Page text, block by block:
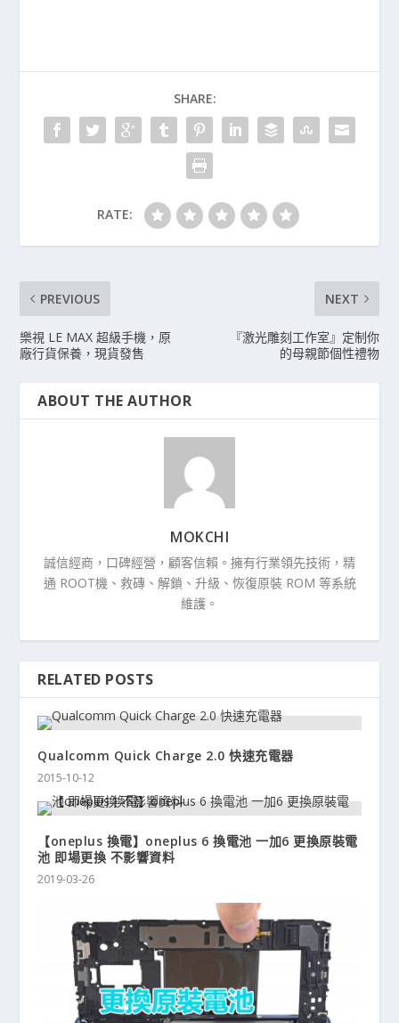
SHARE:
RATE:
PREVIOUS
樂視 LE MAX 超級手機，原
廠行貨保養，現貨發售
NEXT
『激光雕刻工作室』定制你
的母親節個性禮物
ABOUT THE AUTHOR
MOKCHI
誠信經商，口碑經營，顧客信賴。擁有行業領先技術，精
通 ROOT機、救磚、解鎖、升級、恢復原裝 ROM 等系統
維護。
RELATED POSTS
Qualcomm Quick Charge 2.0 快速充電器
2015-10-12
【oneplus 換電】oneplus 6 換電池 一加6 更換原裝電
池 即場更換 不影響資料
2019-03-26